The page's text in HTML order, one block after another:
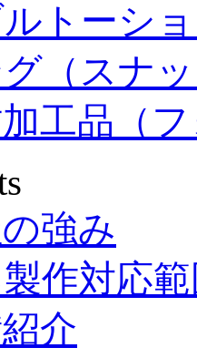
トーシ
（スナ
工品（
強み
作対応範
介